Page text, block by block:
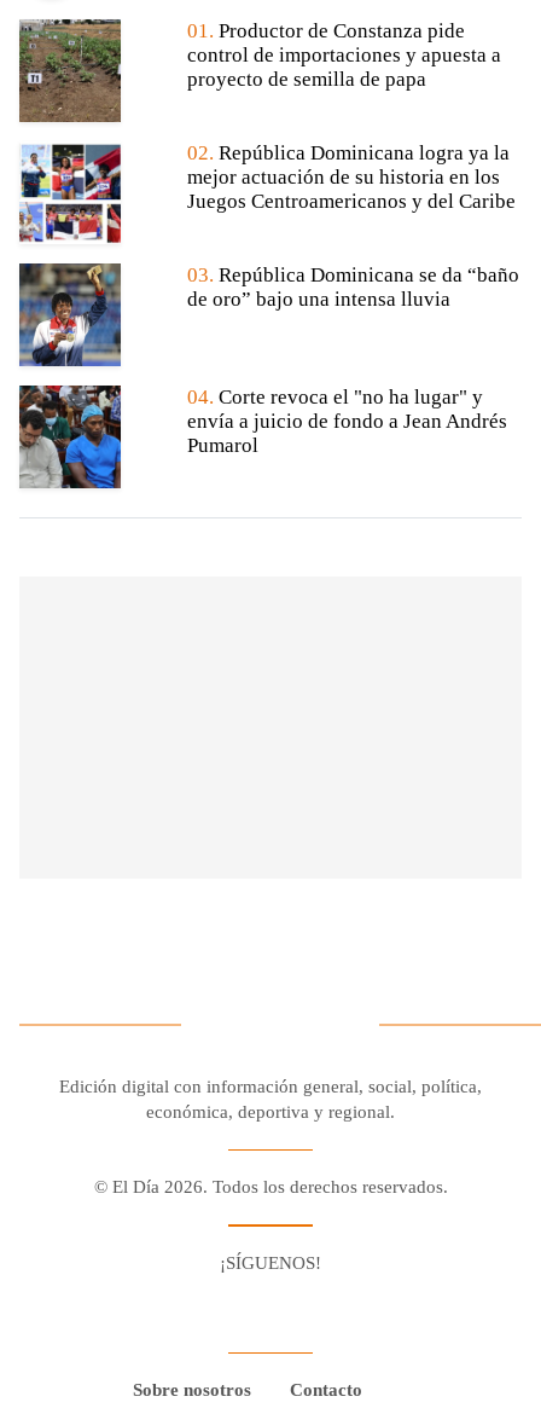
01. Productor de Constanza pide
control de importaciones y apuesta a
proyecto de semilla de papa
02. República Dominicana logra ya la
mejor actuación de su historia en los
Juegos Centroamericanos y del Caribe
03. República Dominicana se da “baño
de oro” bajo una intensa lluvia
04. Corte revoca el "no ha lugar" y
envía a juicio de fondo a Jean Andrés
Pumarol
Edición digital con información general, social, política,
económica, deportiva y regional.
© El Día 2026. Todos los derechos reservados.
¡SÍGUENOS!
Sobre nosotros
Contacto